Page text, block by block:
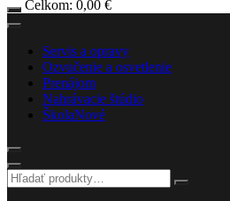
Celkom: 0,00 €
Servis a opravy
Ozvučenie a osvetlenie
Prenájom
Nahrávacie štúdio
ŠkolaNové